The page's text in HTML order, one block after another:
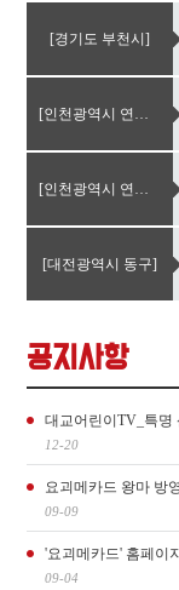
[경기도 부천시]
[인천광역시 연수구]
[인천광역시 연수구]
[대전광역시 동구]
공지사항
대교어린이TV_특명
12-20
요괴메카드 왕마 방
09-09
'요괴메카드' 홈페이
09-04